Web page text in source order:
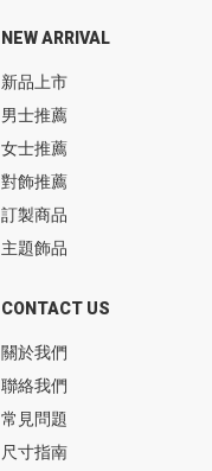
NEW ARRIVAL
新品上市
男士推薦
女士推薦
對飾推薦
訂製商品
主題飾品
CONTACT US
關於我們
聯絡我們
常見問題
尺寸指南